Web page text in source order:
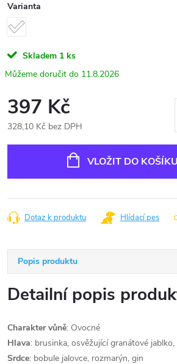
Varianta
Skladem 1 ks
11.8.2026
397 Kč
328,10 Kč bez DPH
VLOŽIT DO KOŠÍKU
Dotaz k produktu Hlídací pes
Popis produktu
Detailní popis
Charakter vůně: Ovocné
Hlava: brusinka, osvěžující granátové
Srdce: bobule jalovce, rozmarýn, gin